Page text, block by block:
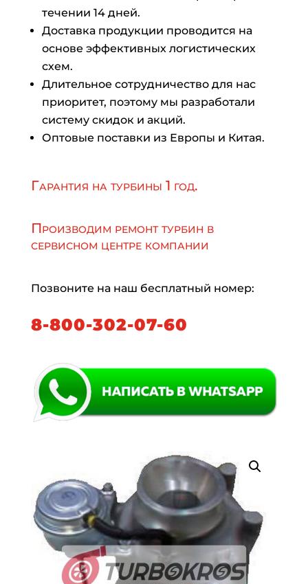
течении 14 дней.
Доставка продукции проводится на
основе эффективных логистических
схем.
Длительное сотрудничество для нас
приоритет, поэтому мы разработали
систему скидок и акций.
Оптовые поставки из Европы и Китая.
Гарантия на турбины 1 год.
Производим ремонт турбин в
сервисном центре компании
Позвоните на наш бесплатный номер:
8-800-302-07-60